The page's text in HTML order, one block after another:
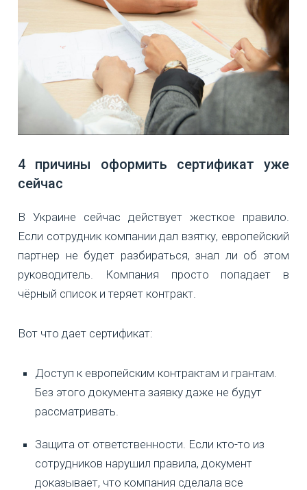
4 причины оформить сертификат уже
сейчас
В Украине сейчас действует жесткое правило.
Если сотрудник компании дал взятку, европейский
партнер не будет разбираться, знал ли об этом
руководитель. Компания просто попадает в
чёрный список и теряет контракт.
Вот что дает сертификат:
Доступ к европейским контрактам и грантам.
Без этого документа заявку даже не будут
рассматривать.
Защита от ответственности. Если кто-то из
сотрудников нарушил правила, документ
доказывает, что компания сделала все